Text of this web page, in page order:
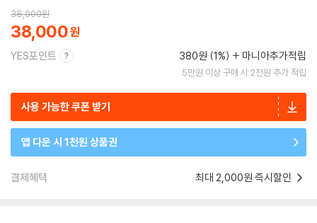
38,000원
38,000
YES포인트 380원 (1%) 마니아추가적립
5만원 이상 구매 시 2천원 추가 적립
사용 가능한 쿠폰 받기
앱 다운 시 1천원 상품권
결제혜택 최대 2,000원 즉시할인